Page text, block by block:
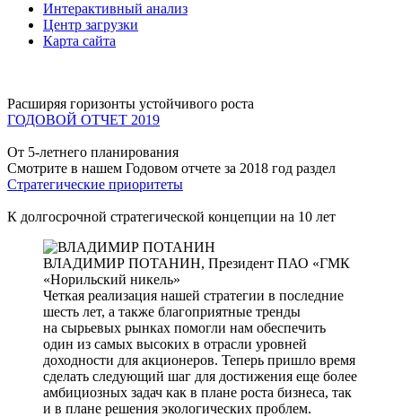
Интерактивный анализ
Центр загрузки
Карта сайта
Расширяя горизонты устойчивого роста
ГОДОВОЙ ОТЧЕТ 2019
От 5-летнего планирования
Смотрите в нашем Годовом отчете за 2018 год раздел
Стратегические приоритеты
К долгосрочной стратегической концепции на 10 лет
ВЛАДИМИР ПОТАНИН, Президент ПАО «ГМК
«Норильский никель»
Четкая реализация нашей стратегии в последние
шесть лет, а также благоприятные тренды
на сырьевых рынках помогли нам обеспечить
один из самых высоких в отрасли уровней
доходности для акционеров. Теперь пришло время
сделать следующий шаг для достижения еще более
амбициозных задач как в плане роста бизнеса, так
и в плане решения экологических проблем.